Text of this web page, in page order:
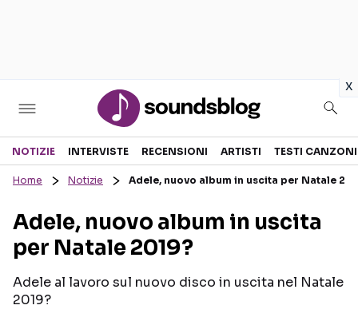
x
Sezioni
RECENSIONI MUSICALI
INTERVISTE
GOSSIP E CURIOSITÀ
TESTI CANZONI
TOUR ED EVENTI
TALENT SHOW
NOTIZIE INTERVISTE RECENSIONI ARTISTI TESTI CANZONI
Home Notizie Adele, nuovo album in uscita per Natale
Adele, nuovo album in uscita
per Natale 2019?
Adele al lavoro sul nuovo disco in uscita nel Natale
2019?